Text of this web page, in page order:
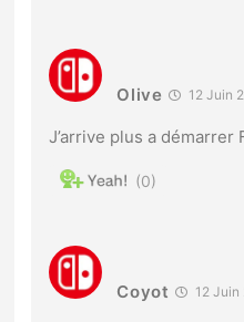
Olive 12 Juin
J’arrive plus a démarrer
0
Coyot 12 Juin